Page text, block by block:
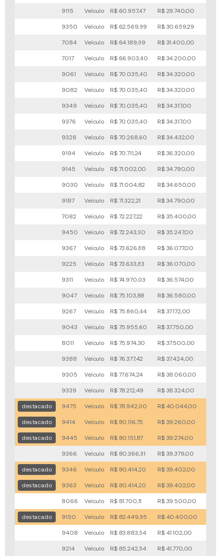
9115
Veículo R$ 60.957,47 R$ 29.740,00
9350
Veículo R$ 62.569,99 R$ 30.659,29
7084
Veículo R$ 64.189,99 R$ 31.400,00
7017
Veículo R$ 66.903,40 R$ 34.200,00
9061
Veículo R$ 70.035,40 R$ 34.320,00
9082
Veículo R$ 70.035,40 R$ 34.320,00
9349
Veículo R$ 70.035,40 R$ 34.317,00
9376
Veículo R$ 70.035,40 R$ 34.317,00
9328
Veículo R$ 70.268,60 R$ 34.432,00
9194
Veículo R$ 70.711,24 R$ 36.320,00
9145
Veículo R$ 71.002,00 R$ 34.790,00
9030
Veículo R$ 71.004,82 R$ 34.650,00
9187
Veículo R$ 71.322,21 R$ 34.790,00
7082
Veículo R$ 72.227,22 R$ 35.400,00
9450
Veículo R$ 72.243,90 R$ 35.247,00
9367
Veículo R$ 73.626,88 R$ 36.077,00
9225
Veículo R$ 73.633,83 R$ 36.070,00
9311
Veículo R$ 74.970,03 R$ 36.574,00
9047
Veículo R$ 75.103,88 R$ 36.580,00
9267
Veículo R$ 75.860,44 R$ 37.172,00
9043
Veículo R$ 75.955,60 R$ 37.750,00
8011
Veículo R$ 75.974,30 R$ 37.500,00
9388
Veículo R$ 76.377,42 R$ 37.424,00
9305
Veículo R$ 77.674,24 R$ 38.060,00
9339
Veículo R$ 78.212,49 R$ 38.324,00
destacado
9475 Veículo R$ 78.942,00 R$ 40.044,00
destacado
9414 Veículo R$ 80.116,75 R$ 39.260,00
destacado
9445 Veículo R$ 80.151,87 R$ 39.274,00
9366
Veículo R$ 80.366,81 R$ 39.379,00
destacado
9346 Veículo R$ 80.414,20 R$ 39.402,00
destacado
9363 Veículo R$ 80.414,20 R$ 39.402,00
8066
Veículo R$ 81.700,11 R$ 39.500,00
destacado
9150 Veículo R$ 82.449,95 R$ 40.400,00
9408
Veículo R$ 83.883,54 R$ 41.102,00
9214
Veículo R$ 85.242,54 R$ 41.770,00